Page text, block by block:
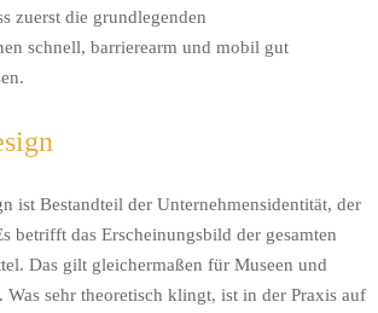
zuerst die grundlegenden
schnell, barrierearm und mobil gut
ist Bestandteil der Unternehmensidentität, der
betrifft das Erscheinungsbild der gesamten
Das gilt gleichermaßen für Museen und
sehr theoretisch klingt, ist in der Praxis auf